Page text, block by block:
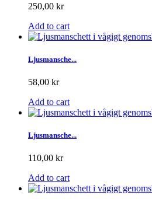
250,00 kr
Add to cart
Ljusmansche...
58,00 kr
Add to cart
Ljusmansche...
110,00 kr
Add to cart